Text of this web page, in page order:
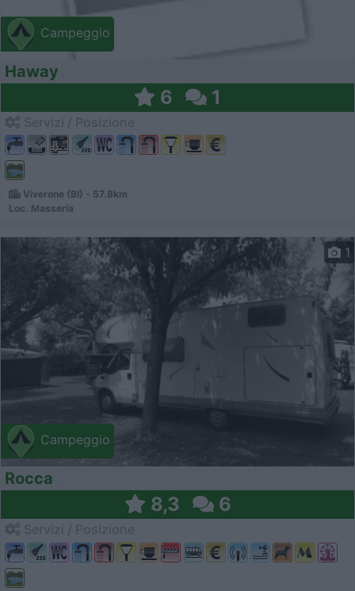
Campeggio
Haway
6 1
Viverone (BI) - 57.8km
Loc. Masseria
Campeggio
1
Rocca
8,3 6